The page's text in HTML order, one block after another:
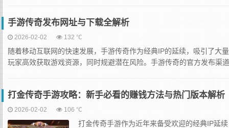
手游传奇发布网址与下载全解析
2026-02-02 132 ℃
随着移动互联网的快速发展，手游传奇作为经典IP的延续，吸引了大
玩家高效获取游戏资源，同时规避潜在风险。手游传奇的官方发布渠
打金传奇手游攻略：新手必看的赚钱方法与热门版本解析
2026-02-02 106 ℃
打金传奇手游作为近年来备受欢迎的经典IP延